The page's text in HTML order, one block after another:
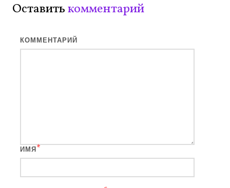
Оставитькомментарий
КОММЕНТАРИЙ
ИМЯ *